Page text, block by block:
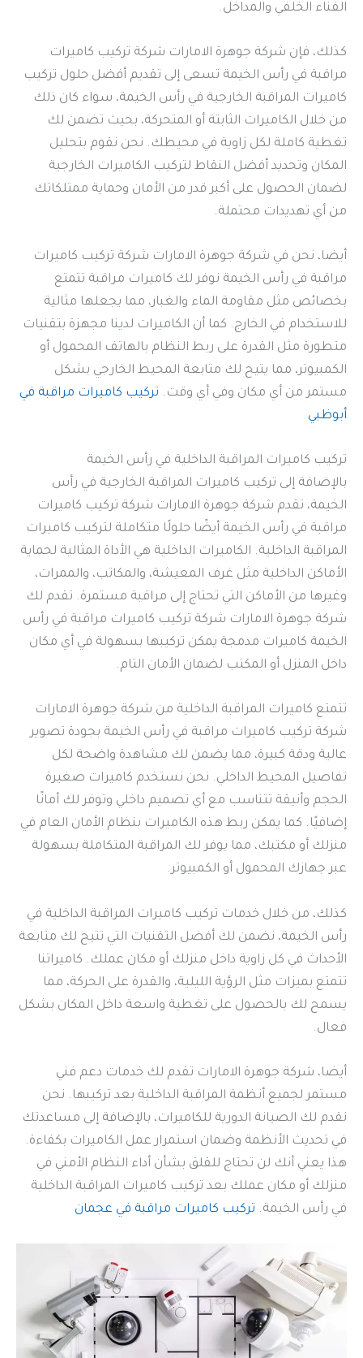
الفناء الخلفي والمداخل.
كذلك، فإن شركة جوهرة الامارات شركة تركيب كاميرات
مراقبة في رأس الخيمة تسعى إلى تقديم أفضل حلول تركيب
كاميرات المراقبة الخارجية في رأس الخيمة، سواء كان ذلك
من خلال الكاميرات الثابتة أو المتحركة، بحيث تضمن لك
تغطية كاملة لكل زاوية في محيطك. نحن نقوم بتحليل
المكان وتحديد أفضل النقاط لتركيب الكاميرات الخارجية
لضمان الحصول على أكبر قدر من الأمان وحماية ممتلكاتك
من أي تهديدات محتملة.
أيضا، نحن في شركة جوهرة الامارات شركة تركيب كاميرات
مراقبة في رأس الخيمة نوفر لك كاميرات مراقبة تتمتع
بخصائص مثل مقاومة الماء والغبار، مما يجعلها مثالية
للاستخدام في الخارج. كما أن الكاميرات لدينا مجهزة بتقنيات
متطورة مثل القدرة على ربط النظام بالهاتف المحمول أو
الكمبيوتر، مما يتيح لك متابعة المحيط الخارجي بشكل
مستمر من أي مكان وفي أي وقت. تركيب كاميرات مراقبة في
أبوظبي
تركيب كاميرات المراقبة الداخلية في رأس الخيمة
بالإضافة إلى تركيب كاميرات المراقبة الخارجية في رأس
الخيمة، تقدم شركة جوهرة الامارات شركة تركيب كاميرات
مراقبة في رأس الخيمة أيضًا حلولًا متكاملة لتركيب كاميرات
المراقبة الداخلية. الكاميرات الداخلية هي الأداة المثالية لحماية
الأماكن الداخلية مثل غرف المعيشة، والمكاتب، والممرات،
وغيرها من الأماكن التي تحتاج إلى مراقبة مستمرة. تقدم لك
شركة جوهرة الامارات شركة تركيب كاميرات مراقبة في رأس
الخيمة كاميرات مدمجة يمكن تركيبها بسهولة في أي مكان
داخل المنزل أو المكتب لضمان الأمان التام.
تتمتع كاميرات المراقبة الداخلية من شركة جوهرة الامارات
شركة تركيب كاميرات مراقبة في رأس الخيمة بجودة تصوير
عالية ودقة كبيرة، مما يضمن لك مشاهدة واضحة لكل
تفاصيل المحيط الداخلي. نحن نستخدم كاميرات صغيرة
الحجم وأنيقة تتناسب مع أي تصميم داخلي وتوفر لك أمانًا
إضافيًا. كما يمكن ربط هذه الكاميرات بنظام الأمان العام في
منزلك أو مكتبك، مما يوفر لك المراقبة المتكاملة بسهولة
عبر جهازك المحمول أو الكمبيوتر.
كذلك، من خلال خدمات تركيب كاميرات المراقبة الداخلية في
رأس الخيمة، نضمن لك أفضل التقنيات التي تتيح لك متابعة
الأحداث في كل زاوية داخل منزلك أو مكان عملك. كاميراتنا
تتمتع بميزات مثل الرؤية الليلية، والقدرة على الحركة، مما
يسمح لك بالحصول على تغطية واسعة داخل المكان بشكل
فعال.
أيضا، شركة جوهرة الامارات تقدم لك خدمات دعم فني
مستمر لجميع أنظمة المراقبة الداخلية بعد تركيبها. نحن
نقدم لك الصيانة الدورية للكاميرات، بالإضافة إلى مساعدتك
في تحديث الأنظمة وضمان استمرار عمل الكاميرات بكفاءة.
هذا يعني أنك لن تحتاج للقلق بشأن أداء النظام الأمني في
منزلك أو مكان عملك بعد تركيب كاميرات المراقبة الداخلية
في رأس الخيمة. تركيب كاميرات مراقبة في عجمان